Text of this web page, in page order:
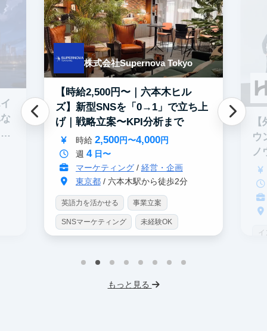
株式会社Supernova Tokyo
【時給2,500円〜｜六本木ヒル
ズ】新型SNSを「0→1」で立ち上
げ｜戦略立案〜KPI分析まで
時給 2,500円〜4,000円
週 4日〜
マーケティング/ 経営・企画
東京都/ 六本木駅から徒歩2分
英語力を活かせる 事業立案
SNSマーケティング 未経験OK
交通費支給
ウ
ノ
もっと見る